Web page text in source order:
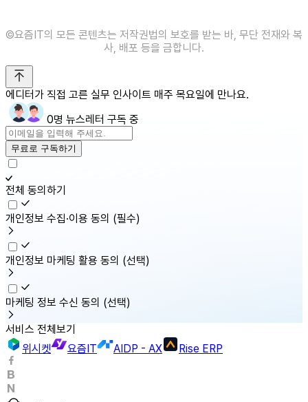
©️요즘IT의 모든 콘텐츠는 저작권법의 보호를 받는 바, 무단 전재와 복
사, 배포 등을 금합니다.
에디터가 직접 고른 실무 인사이트 매주 목요일에 만나요.
0명 뉴스레터 구독 중
무료로 구독하기
전체 동의하기
개인정보 수집·이용 동의 (필수)
개인정보 마케팅 활용 동의 (선택)
마케팅 정보 수신 동의 (선택)
서비스 전체보기
위시켓
요즘IT AIDP - AX Rise ERP